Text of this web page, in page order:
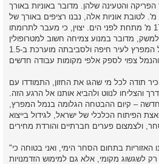
והטעינה שלהן. מדובר באוניות באורך
של 400 מ' וברוחב של 62 מ'. לטובת אוניות אלה, נבנו רציפים באורך של
כ-800 מ' ובעומק של כ-17.3 מ' מתחת לפני הים. יצוין, כי מעבר לתרומתו
מדובר במנוע צמיחה חשוב למטרופולין
הצפוני ולעיר חיפה. תרומת נמל המפרץ לעיר חיפה ולסביבתה מוערכת ב-1.5
תודה לכל מי שהגו את החזון, התמודדו עם
והצליחו לנווט ולהביא אותנו אל הרגע הזה.
– קיום ההבטחה הגלומה בנמל המפרץ,
הפיתוח הכלכלי של ישראל, לגידול בייצוא
"היום אנו מחזקים את יכולותינו האזוריות בתחום הסחר הימי, ואני בטוחה כי
רק לשגשוג מקומי, אלא גם למימוש הזדמנויות